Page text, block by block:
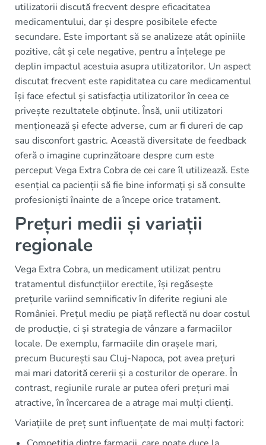
utilizatorii discută frecvent despre eficacitatea
medicamentului, dar și despre posibilele efecte
secundare. Este important să se analizeze atât opiniile
pozitive, cât și cele negative, pentru a înțelege pe
deplin impactul acestuia asupra utilizatorilor. Un aspect
discutat frecvent este rapiditatea cu care medicamentul
își face efectul și satisfacția utilizatorilor în ceea ce
privește rezultatele obținute. Însă, unii utilizatori
menționează și efecte adverse, cum ar fi dureri de cap
sau disconfort gastric. Această diversitate de feedback
oferă o imagine cuprinzătoare despre cum este
perceput Vega Extra Cobra de cei care îl utilizează. Este
esențial ca pacienții să fie bine informați și să consulte
profesioniști înainte de a începe orice tratament.
Prețuri medii și variații
regionale
Vega Extra Cobra, un medicament utilizat pentru
tratamentul disfuncțiilor erectile, își regăsește
prețurile variind semnificativ în diferite regiuni ale
României. Prețul mediu pe piață reflectă nu doar costul
de producție, ci și strategia de vânzare a farmaciilor
locale. De exemplu, farmaciile din orașele mari,
precum București sau Cluj-Napoca, pot avea prețuri
mai mari datorită cererii și a costurilor de operare. În
contrast, regiunile rurale ar putea oferi prețuri mai
atractive, în încercarea de a atrage mai mulți clienți.
Variațiile de preț sunt influențate de mai mulți factori: